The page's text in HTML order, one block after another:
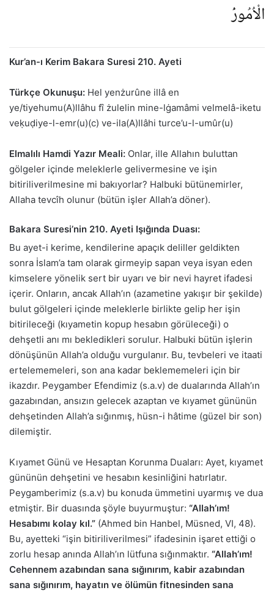
الْاُمُورُ۟
Kur’an-ı Kerim Bakara Suresi 210. Ayeti
Türkçe Okunuşu: Hel yenżurûne illâ en
ye/tiyehumu(A)llâhu fî żulelin mine-lġamâmi velmelâ-iketu
veḳuḍiye-l-emr(u)(c) ve-ila(A)llâhi turce’u-l-umûr(u)
Elmalılı Hamdi Yazır Meali: Onlar, ille Allahın buluttan
gölgeler içinde meleklerle gelivermesine ve işin
bitiriliverilmesine mi bakıyorlar? Halbuki bütünemirler,
Allaha tevcîh olunur (bütün işler Allah’a döner).
Bakara Suresi’nin 210. Ayeti Işığında Duası:
Bu ayet-i kerime, kendilerine apaçık deliller geldikten
sonra İslam’a tam olarak girmeyip sapan veya isyan eden
kimselere yönelik sert bir uyarı ve bir nevi hayret ifadesi
içerir. Onların, ancak Allah’ın (azametine yakışır bir şekilde)
bulut gölgeleri içinde meleklerle birlikte gelip her işin
bitirileceği (kıyametin kopup hesabın görüleceği) o
dehşetli anı mı bekledikleri sorulur. Halbuki bütün işlerin
dönüşünün Allah’a olduğu vurgulanır. Bu, tevbeleri ve itaati
ertelememeleri, son ana kadar beklememeleri için bir
ikazdır. Peygamber Efendimiz (s.a.v) de dualarında Allah’ın
gazabından, ansızın gelecek azaptan ve kıyamet gününün
dehşetinden Allah’a sığınmış, hüsn-i hâtime (güzel bir son)
dilemiştir.
Kıyamet Günü ve Hesaptan Korunma Duaları: Ayet, kıyamet
gününün dehşetini ve hesabın kesinliğini hatırlatır.
Peygamberimiz (s.a.v) bu konuda ümmetini uyarmış ve dua
etmiştir. Bir duasında şöyle buyurmuştur: “Allah’ım!
Hesabımı kolay kıl.” (Ahmed bin Hanbel, Müsned, VI, 48).
Bu, ayetteki “işin bitiriliverilmesi” ifadesinin işaret ettiği o
zorlu hesap anında Allah’ın lütfuna sığınmaktır. “Allah’ım!
Cehennem azabından sana sığınırım, kabir azabından
sana sığınırım, hayatın ve ölümün fitnesinden sana